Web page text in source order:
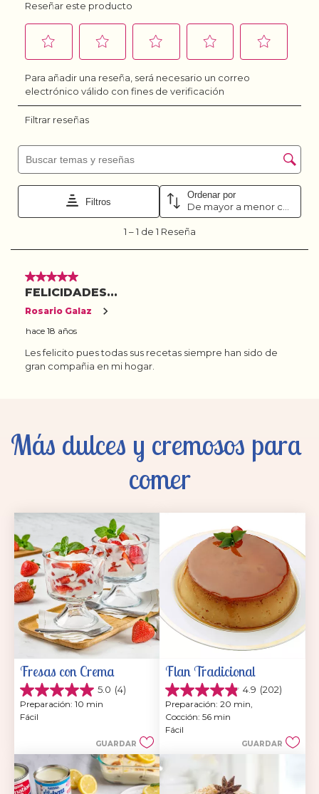
Más dulces y cremosos para
comer
Fresas con Crema
5.0 (4)
5.0
de
5
Preparación: 10 min
Fácil
GUARDAR
Flan Tradicional
4.9 (202)
4.9
de
5
estrellas.
reseñas
Preparación: 20 min,
Cocción: 56 min
Fácil
GUARDAR